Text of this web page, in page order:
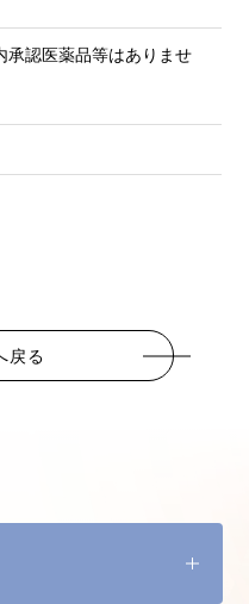
承認医薬品等はありませ
戻る